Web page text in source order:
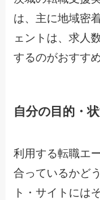
は、主に地域密
ェントは、求人
するのがおすす
自分の目的・
利用する転職エ
合っているかど
ト・サイトには